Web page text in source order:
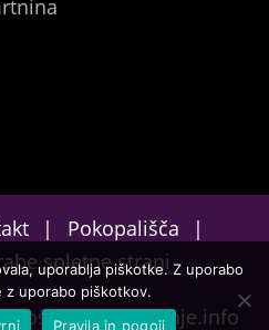
Pokopališča
spletne strani
Košir&Oblikovanje.info
uporablja piškotke. Z uporabo
z uporabo piškotkov.
Pravila in pogoji